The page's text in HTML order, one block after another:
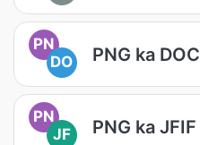
PN
DO
PNG ka
PN
JF
PNG ka JFIF